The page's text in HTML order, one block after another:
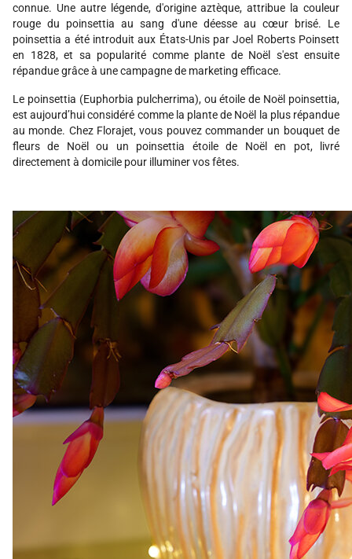
connue. Une autre légende, d'origine aztèque, attribue la couleur
rouge du poinsettia au sang d'une déesse au cœur brisé. Le
poinsettia a été introduit aux États-Unis par Joel Roberts Poinsett
en 1828, et sa popularité comme plante de Noël s'est ensuite
répandue grâce à une campagne de marketing efficace.
Le poinsettia (Euphorbia pulcherrima), ou étoile de Noël poinsettia,
est aujourd’hui considéré comme la plante de Noël la plus répandue
au monde. Chez Florajet, vous pouvez commander un bouquet de
fleurs de Noël ou un poinsettia étoile de Noël en pot, livré
directement à domicile pour illuminer vos fêtes.